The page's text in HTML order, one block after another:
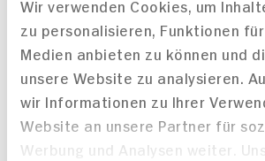
Wir verwenden Cookies, um
zu personalisieren, Funktionen
Medien anbieten zu können und
unsere Website zu analysieren.
wir Informationen zu Ihrer
Website an unsere Partner für
Werbung und Analysen weiter.
mediterranes Feeling in
einem Topf
30 min
Leicht
45
706